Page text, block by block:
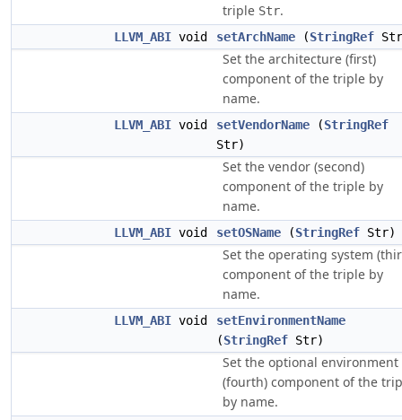
triple Str.
LLVM_ABI void setArchName (StringRef
Set the architecture (first)
component of the triple by
name.
LLVM_ABI void setVendorName (StringRef
Str)
Set the vendor (second)
component of the triple by
name.
LLVM_ABI void setOSName (StringRef Str)
Set the operating system
component of the triple by
name.
LLVM_ABI void
setEnvironmentName
(StringRef Str)
Set the optional environment
(fourth) component of the
by name.